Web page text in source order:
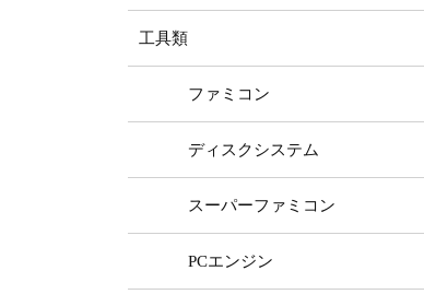
工具類
ファミコン
ディスクシステム
スーパーファミコン
PCエンジン